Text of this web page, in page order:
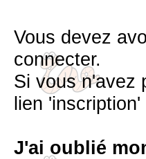
Vous devez
connecter.
Si vous n'avez
lien
J'ai oublié